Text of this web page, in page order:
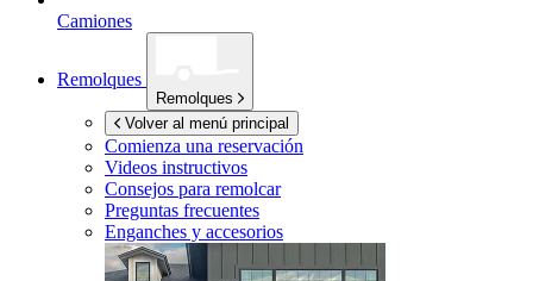
Camiones
Remolques
Remolques
Volver al menú principal
Comienza una reservación
Videos instructivos
Consejos para remolcar
Preguntas frecuentes
Enganches y accesorios